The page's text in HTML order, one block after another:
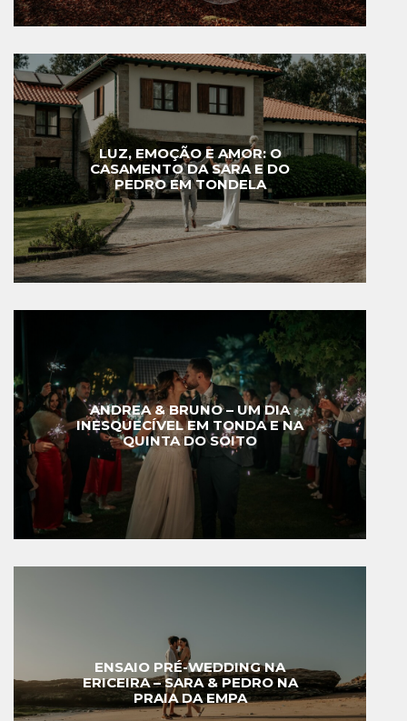
LUZ, EMOÇÃO E AMOR: O
CASAMENTO DA SARA E DO
PEDRO EM TONDELA
ANDREA & BRUNO – UM DIA
INESQUECÍVEL EM TONDA E NA
QUINTA DO SOITO
ENSAIO PRÉ-WEDDING NA
ERICEIRA – SARA & PEDRO NA
PRAIA DA EMPA